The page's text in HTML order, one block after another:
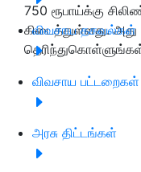
விவசாய தகவல்கள்
விவசாய பட்டறைகள்
அரசு திட்டங்கள்
750 ரூபாய்க்கு
கிடைத்துள்ளது.